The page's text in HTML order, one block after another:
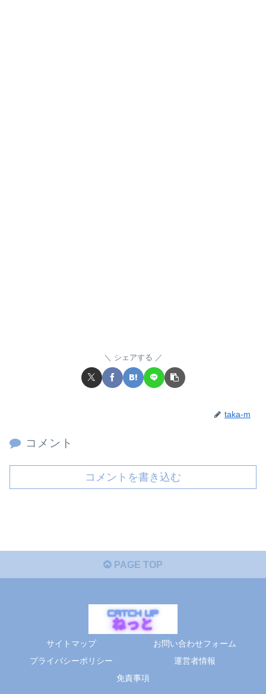
シェアする
taka-m
コメント
コメントを書き込む
PAGE TOP
サイトマップ
お問い合わせフォーム
プライバシーポリシー
運営者情報
免責事項